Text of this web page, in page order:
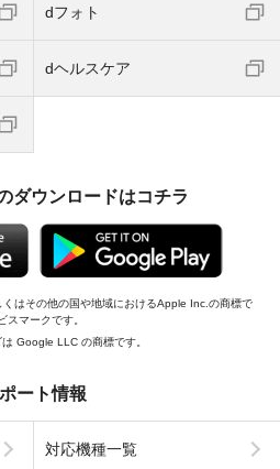
dフォト
dヘルスケア
ダウンロードはコチラ
はその他の国や地域におけるApple Inc.の商標で
マークです。
Google LLC の商標です。
ート情報
対応機種一覧